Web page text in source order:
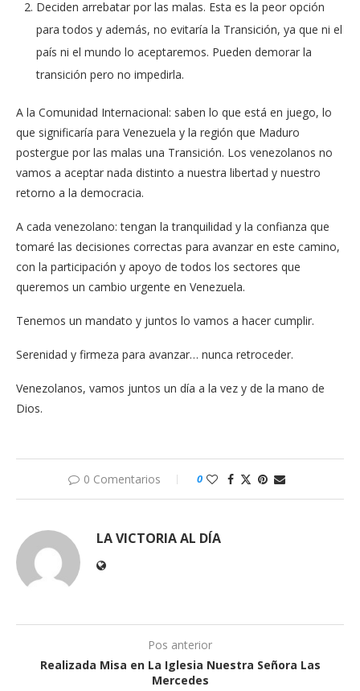
Deciden arrebatar por las malas. Esta es la peor opción
para todos y además, no evitaría la Transición, ya que ni el
país ni el mundo lo aceptaremos. Pueden demorar la
transición pero no impedirla.
A la Comunidad Internacional: saben lo que está en juego, lo
que significaría para Venezuela y la región que Maduro
postergue por las malas una Transición. Los venezolanos no
vamos a aceptar nada distinto a nuestra libertad y nuestro
retorno a la democracia.
A cada venezolano: tengan la tranquilidad y la confianza que
tomaré las decisiones correctas para avanzar en este camino,
con la participación y apoyo de todos los sectores que
queremos un cambio urgente en Venezuela.
Tenemos un mandato y juntos lo vamos a hacer cumplir.
Serenidad y firmeza para avanzar… nunca retroceder.
Venezolanos, vamos juntos un día a la vez y de la mano de
Dios.
0 Comentarios 0
LA VICTORIA AL DÍA
Pos anterior
Realizada Misa en La Iglesia Nuestra Señora Las
Mercedes